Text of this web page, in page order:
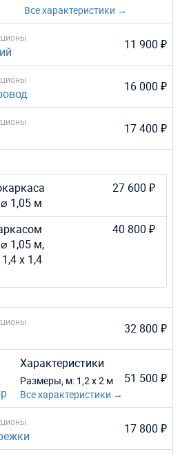
Все характеристики →
11 900 ₽
16 000 ₽
17 400 ₽
1,05 м
27 600 ₽
1,05 м,
х 1,4
40 800 ₽
32 800 ₽
Характеристики
Размеры, м: 1,2 х 2 м
Все характеристики →
51 500 ₽
17 800 ₽